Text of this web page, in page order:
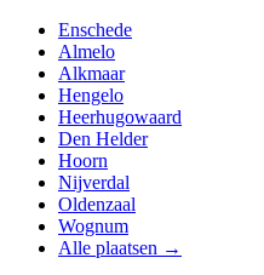
Enschede
Almelo
Alkmaar
Hengelo
Heerhugowaard
Den Helder
Hoorn
Nijverdal
Oldenzaal
Wognum
Alle plaatsen →